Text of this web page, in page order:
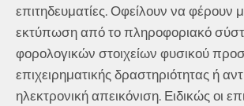
επιτηδευματίες. Οφείλουν να φέρουν
εκτύπωση από το πληροφοριακό
φορολογικών στοιχείων φυσικού
επιχειρηματικής δραστηριότητας ή
ηλεκτρονική απεικόνιση. Ειδικώς οι